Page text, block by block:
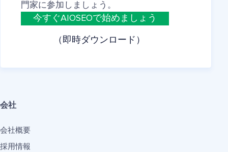
門家に参加しましょう。
今すぐAIOSEOで始めましょう
（即時ダウンロード）
会社
会社概要
採用情報